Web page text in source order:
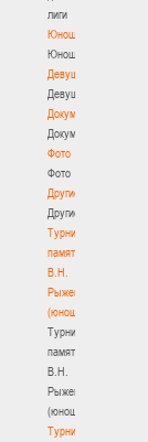
лиги
Юноши
Юноши
Девушки
Девушки
Документы
Документы
Фото
Фото
Другие
Другие
Турнир
памяти
В.Н.
Рыженкова
(юноши)
Турнир
памяти
В.Н.
Рыженкова
(юноши)
Турнир